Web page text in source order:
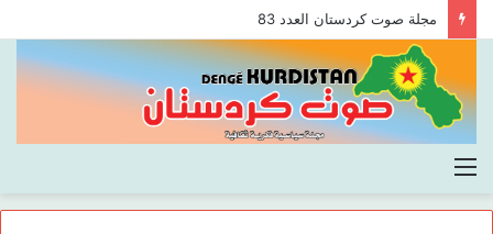
مجلة صوت كردستان العدد 83
القائمة